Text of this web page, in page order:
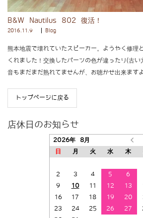
B&W Nautilus 802 復活！
2016.11.9 Blog
熊本地震で壊れていたスピーカー。ようやく修理
くれました！交換したパーツの色が違ったり(古い
音もまだまだ熟れてませんが、お聴かせ出来ます
トップページに戻る
店休日のお知らせ
2026年 8月
日
月 火 水 木
2
3 4 5 6
9
10 11 12 13
16
17 18 19 20
23
24 25 26 27